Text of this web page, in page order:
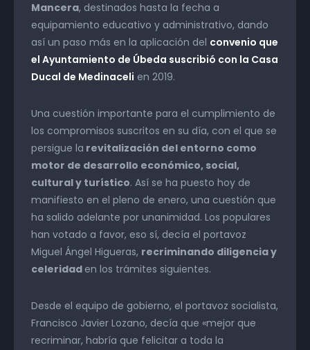
Mancera, destinados hasta la fecha a
equipamiento educativo y administrativo, dando
así un paso más en la aplicación del convenio que
el Ayuntamiento de Úbeda suscribió con la Casa
Ducal de Medinaceli en 2019.
Una cuestión importante para el cumplimiento de
los compromisos suscritos en su día, con el que se
persigue la revitalización del entorno como
motor de desarrollo económico, social,
cultural y turístico. Así se ha puesto hoy de
manifiesto en el pleno de enero, una cuestión que
ha salido adelante por unanimidad. Los populares
han votado a favor, eso sí, decía el portavoz
Miguel Ángel Higueras, recriminando diligencia y
celeridad en los trámites siguientes.
Desde el equipo de gobierno, el portavoz socialista,
Francisco Javier Lozano, decía que «mejor que
recriminar, habría que felicitar a toda la